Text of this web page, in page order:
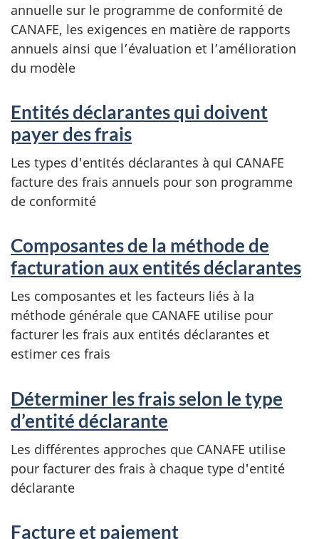
annuelle sur le programme de conformité de
CANAFE, les exigences en matière de rapports
annuels ainsi que l’évaluation et l’amélioration
du modèle
Entités déclarantes qui doivent
payer des frais
Les types d'entités déclarantes à qui CANAFE
facture des frais annuels pour son programme
de conformité
Composantes de la méthode de
facturation aux entités déclarantes
Les composantes et les facteurs liés à la
méthode générale que CANAFE utilise pour
facturer les frais aux entités déclarantes et
estimer ces frais
Déterminer les frais selon le type
d’entité déclarante
Les différentes approches que CANAFE utilise
pour facturer des frais à chaque type d'entité
déclarante
Facture et paiement